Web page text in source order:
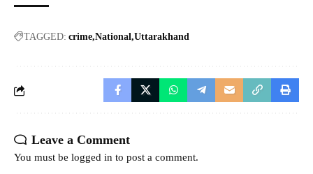
TAGGED: crime National Uttarakhand
Leave a Comment
You must be logged in to post a comment.